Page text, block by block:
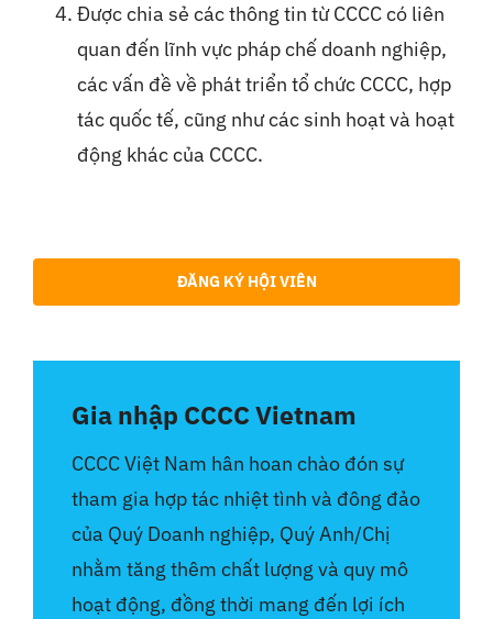
Được chia sẻ các thông tin từ CCCC có liên
quan đến lĩnh vực pháp chế doanh nghiệp,
các vấn đề về phát triển tổ chức CCCC, hợp
tác quốc tế, cũng như các sinh hoạt và hoạt
động khác của CCCC.
ĐĂNG KÝ HỘI VIÊN
Gia nhập CCCC Vietnam
CCCC Việt Nam hân hoan chào đón sự
tham gia hợp tác nhiệt tình và đông đảo
của Quý Doanh nghiệp, Quý Anh/Chị
nhằm tăng thêm chất lượng và quy mô
hoạt động, đồng thời mang đến lợi ích